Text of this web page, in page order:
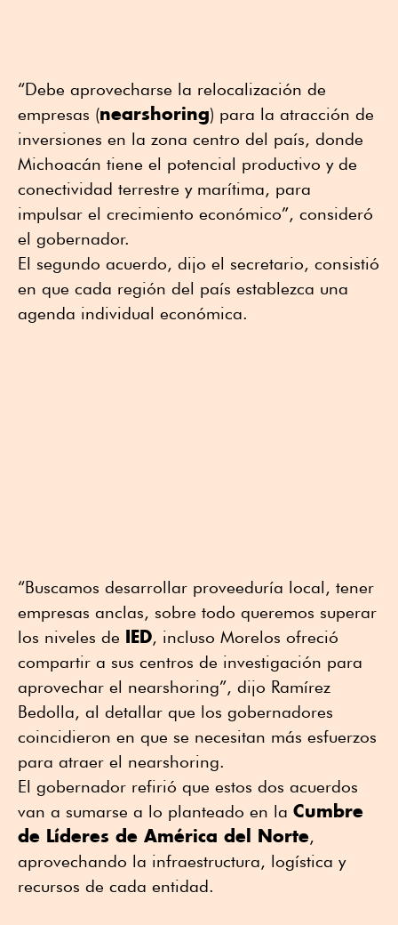
“Debe aprovecharse la relocalización de
empresas (nearshoring) para la atracción de
inversiones en la zona centro del país, donde
Michoacán tiene el potencial productivo y de
conectividad terrestre y marítima, para
impulsar el crecimiento económico”, consideró
el gobernador.
El segundo acuerdo, dijo el secretario, consistió
en que cada región del país establezca una
agenda individual económica.
“Buscamos desarrollar proveeduría local, tener
empresas anclas, sobre todo queremos superar
los niveles de IED, incluso Morelos ofreció
compartir a sus centros de investigación para
aprovechar el nearshoring”, dijo Ramírez
Bedolla, al detallar que los gobernadores
coincidieron en que se necesitan más esfuerzos
para atraer el nearshoring.
El gobernador refirió que estos dos acuerdos
van a sumarse a lo planteado en la Cumbre
de Líderes de América del Norte,
aprovechando la infraestructura, logística y
recursos de cada entidad.